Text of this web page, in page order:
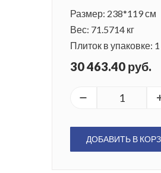
Размер: 238*119 см
Вес: 71.5714 кг
Плиток в упаковке:
30 463.40 руб.
ДОБАВИТЬ В